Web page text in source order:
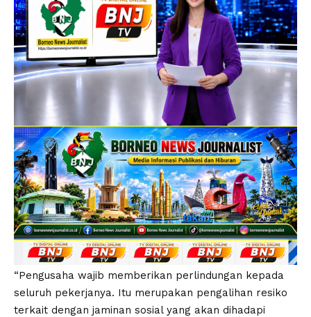
“Pengusaha wajib memberikan perlindungan kepada
seluruh pekerjanya. Itu merupakan pengalihan resiko
terkait dengan jaminan sosial yang akan dihadapi